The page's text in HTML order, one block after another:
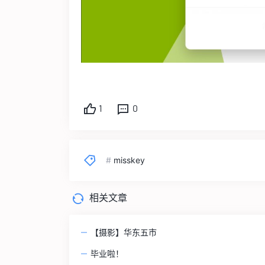
1 0
# misskey
相关文章
【摄影】华东五市
毕业啦！